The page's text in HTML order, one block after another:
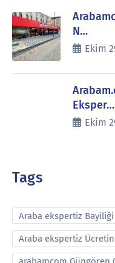
N…
Ekim
Eksper…
Ekim
Tags
Araba ekspertiz Bayiliği
Araba ekspertiz